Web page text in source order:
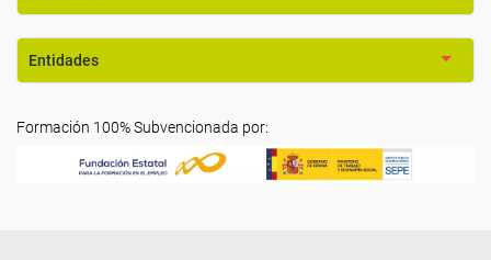
Entidades
Formación 100% Subvencionada por: